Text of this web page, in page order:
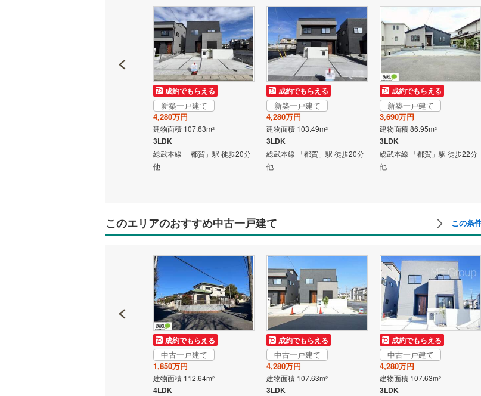
成約でもらえる
新築一戸建て
4,280万円
建物面積 107.63m2
3LDK
総武本線 「都賀」駅 徒歩20分
他
成約でもらえる
新築一戸建て
4,280万円
建物面積 103.49m2
3LDK
総武本線 「都賀」駅 徒歩20分
他
成約でもらえる
新築一戸建て
3,690万円
建物面積 86.95m2
3LDK
総武本線 「都賀」駅 徒歩22分
他
このエリアのおすすめ中古一戸建て この条
成約でもらえる
中古一戸建て
1,850万円
建物面積 112.64m2
4LDK
成約でもらえる
中古一戸建て
4,280万円
建物面積 107.63m2
3LDK
成約でもらえる
中古一戸建て
4,280万円
建物面積 107.63m2
3LDK